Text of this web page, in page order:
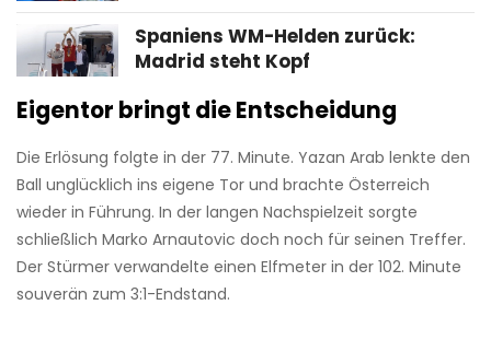
Spaniens WM-Helden zurück:
Madrid steht Kopf
Eigentor bringt die Entscheidung
Die Erlösung folgte in der 77. Minute. Yazan Arab lenkte den
Ball unglücklich ins eigene Tor und brachte Österreich
wieder in Führung. In der langen Nachspielzeit sorgte
schließlich Marko Arnautovic doch noch für seinen Treffer.
Der Stürmer verwandelte einen Elfmeter in der 102. Minute
souverän zum 3:1-Endstand.